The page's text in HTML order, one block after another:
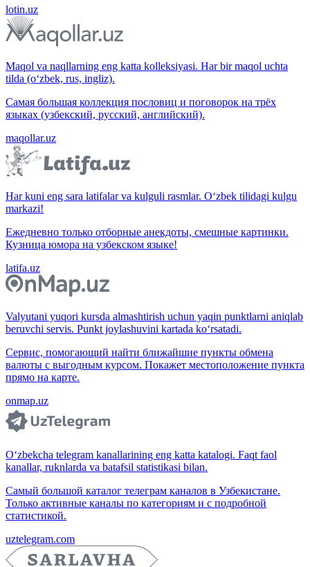
lotin.uz
Maqol va naqllarning eng katta kolleksiyasi. Har bir maqol uchta
tilda (o‘zbek, rus, ingliz).
Самая большая коллекция пословиц и поговорок на трёх
языках (узбекский, русский, английский).
maqollar.uz
Har kuni eng sara latifalar va kulguli rasmlar. O‘zbek tilidagi kulgu
markazi!
Ежедневно только отборные анекдоты, смешные картинки.
Кузница юмора на узбекском языке!
latifa.uz
Valyutani yuqori kursda almashtirish uchun yaqin punktlarni aniqlab
beruvchi servis. Punkt joylashuvini kartada ko‘rsatadi.
Сервис, помогающий найти ближайшие пункты обмена
валюты с выгодным курсом. Покажет местоположение пункта
прямо на карте.
onmap.uz
O‘zbekcha telegram kanallarining eng katta katalogi. Faqt faol
kanallar, ruknlarda va batafsil statistikasi bilan.
Самый большой каталог телеграм каналов в Узбекистане.
Только активные каналы по категориям и с подробной
статистикой.
uztelegram.com